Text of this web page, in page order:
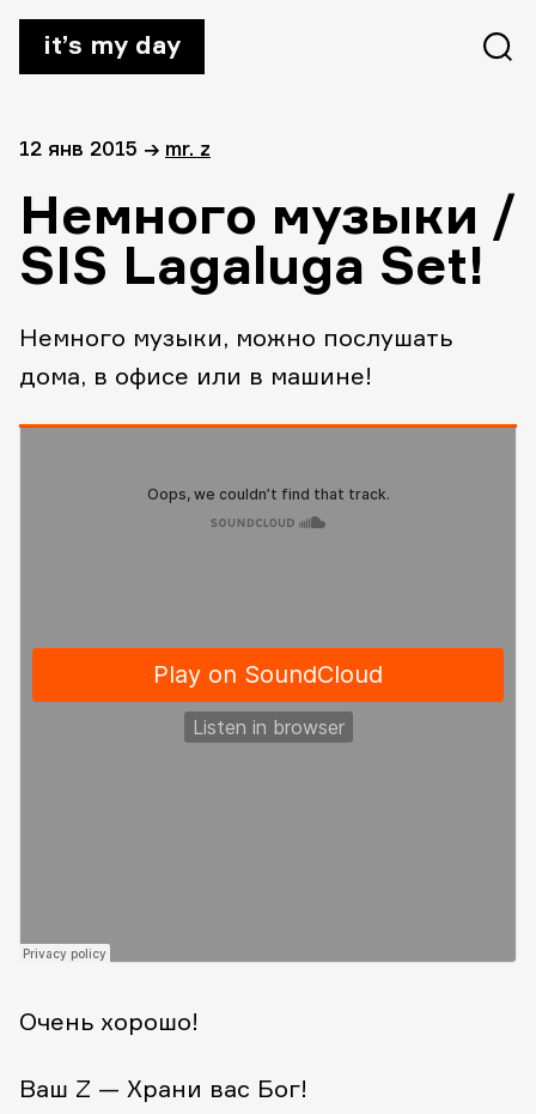
it’s my day
12 янв 2015 → mr. z
Немного музыки /
SIS Lagaluga Set!
Немного музыки, можно послушать
дома, в офисе или в машине!
Очень хорошо!
Ваш Z — Храни вас Бог!